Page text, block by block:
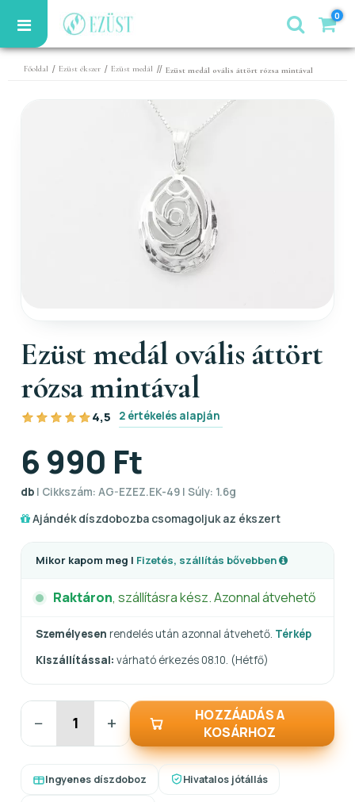
0
Főoldal / Ezüst ékszer / Ezüst medál // Ezüst medál ovális áttört rózsa mintával
Ezüst medál ovális áttört
rózsa mintával
4,5 2 értékelés alapján
6 990 Ft
db | Cikkszám: AG-EZEZ.EK-49 | Súly: 1.6g
Ajándék díszdobozba csomagoljuk az ékszert
Mikor kapom meg | Fizetés, szállítás bővebben
Raktáron, szállításra kész. Azonnal átvehető
Személyesen rendelés után azonnal átvehető. Térkép
Kiszállítással: várható érkezés 08.10. (Hétfő)
− +
HOZZÁADÁS A
KOSÁRHOZ
Ingyenes díszdoboz Hivatalos jótállás